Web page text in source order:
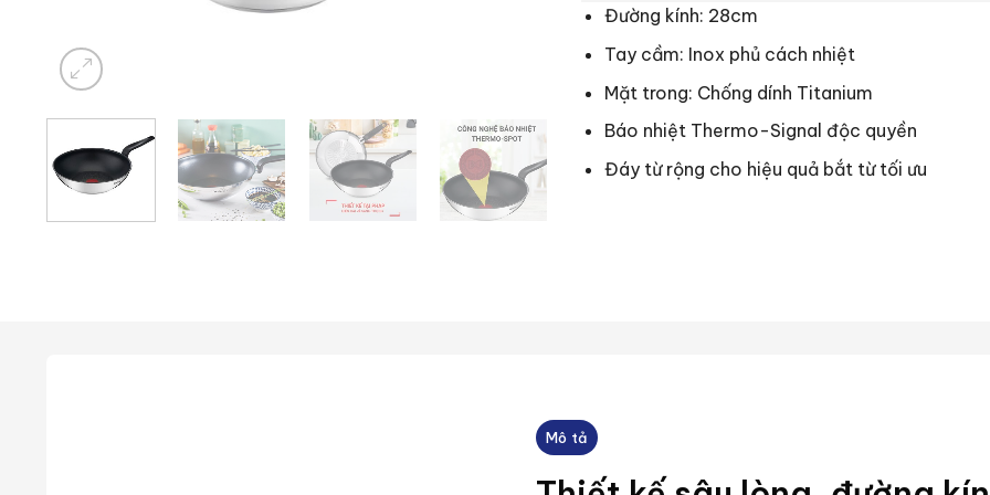
Đường kính: 28cm
Tay cầm: Inox phủ cách nhiệt
Mặt trong: Chống dính Titanium
Báo nhiệt Thermo-Signal độc quyền
Đáy từ rộng cho hiệu quả bắt từ tối ưu
Mô tả